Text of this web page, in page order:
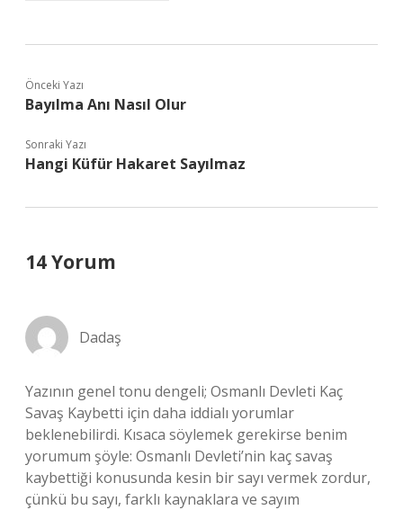
Önceki Yazı
Bayılma Anı Nasıl Olur
Sonraki Yazı
Hangi Küfür Hakaret Sayılmaz
14 Yorum
Dadaş
Yazının genel tonu dengeli; Osmanlı Devleti Kaç
Savaş Kaybetti için daha iddialı yorumlar
beklenebilirdi. Kısaca söylemek gerekirse benim
yorumum şöyle: Osmanlı Devleti’nin kaç savaş
kaybettiği konusunda kesin bir sayı vermek zordur,
çünkü bu sayı, farklı kaynaklara ve sayım